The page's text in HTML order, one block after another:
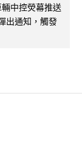
中控熒幕推送
出通知，觸發